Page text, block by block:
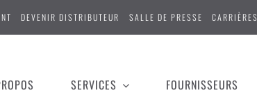
DEVENIR DISTRIBUTEUR SALLE DE PRESSE CARRIÈRES
SERVICES FOURNISSEURS